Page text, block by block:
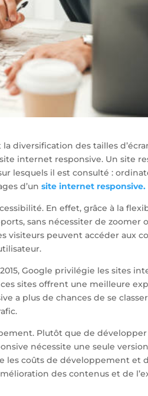
diversification des tailles
internet responsive. Un site
lesquels il est consulté :
d’un site internet responsive.
En effet, grâce à la
sans nécessiter de zoomer
visiteurs peuvent accéder aux
Google privilégie les sites
sites offrent une meilleure
a plus de chances de se
Plutôt que de
nécessite une seule
les coûts de développement et
des contenus et de